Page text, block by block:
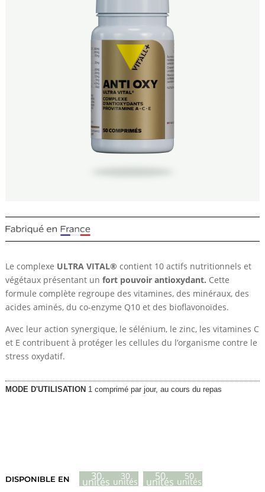
Le complexe ULTRA VITAL® contient 10 actifs nutritionnels et
végétaux présentant un fort pouvoir antioxydant. Cette
formule complète regroupe des vitamines, des minéraux, des
acides aminés, du co-enzyme Q10 et des bioflavonoïdes.
Avec leur action synergique, le sélénium, le zinc, les vitamines C
et E contribuent à protéger les cellules du l’organisme contre le
stress oxydatif.
MODE D'UTILISATION 1 comprimé par jour, au cours du repas
prix :
22,85 €
DISPONIBLE EN 30
unités 30
unités 50
unités 50
unités